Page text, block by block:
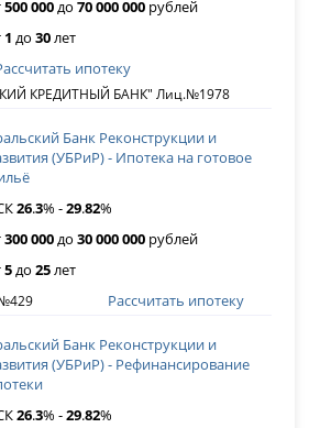
500 000до70 000 000 рублей
1 до30лет
КРЕДИТНЫЙ БАНК" Лиц.№1978
ипотеку
Банк Реконструкции и
(УБРиР) - Ипотека на готовое
26.3% -29.82%
300 000до30 000 000 рублей
5до25лет
Рассчитать ипотеку
Банк Реконструкции и
(УБРиР) - Рефинансирование
26.3% -29.82%